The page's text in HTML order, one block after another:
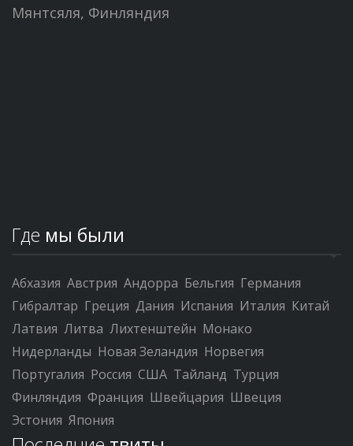
Мянтсяля, Финляндия
Где мы были
Абхазия Австрия Андорра Бельгия Германия
Гибралтар Греция Дания Испания Италия Китай
Латвия Литва Лихтенштейн Монако
Нидерланды Новая Зеландия Норвегия
Португалия Россия США Тайланд Турция
Финляндия Франция Швейцария Швеция
Эстония Япония